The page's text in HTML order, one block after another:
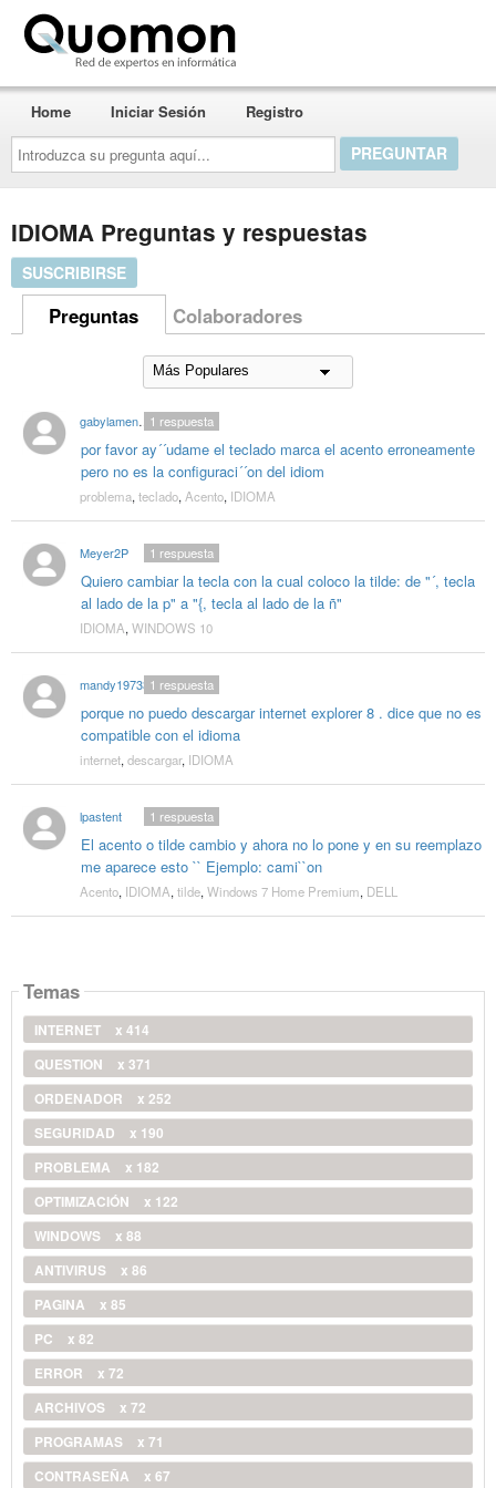
Introduzca
su
pregunta
aquí...
Home Iniciar Sesión Registro
IDIOMA Preguntas y respuestas
SUSCRIBIRSE
Preguntas Colaboradores
gabylamensajera
por favor ay´´udame el teclado marca el acento erroneamente
pero no es la configuraci´´on del idiom
1 respuesta
problema, teclado, Acento, IDIOMA
Meyer2P
Quiero cambiar la tecla con la cual coloco la tilde: de "´, tecla
al lado de la p" a "{, tecla al lado de la ñ"
1 respuesta
IDIOMA, WINDOWS 10
mandy19733
porque no puedo descargar internet explorer 8 . dice que no es
compatible con el idioma
1 respuesta
internet, descargar, IDIOMA
lpastent
El acento o tilde cambio y ahora no lo pone y en su reemplazo
me aparece esto `` Ejemplo: cami``on
1 respuesta
Acento, IDIOMA, tilde, Windows 7 Home Premium, DELL
Temas
INTERNET
x 414
QUESTION
x 371
ORDENADOR
x 252
SEGURIDAD
x 190
PROBLEMA
x 182
OPTIMIZACIÓN
x 122
WINDOWS
x 88
ANTIVIRUS
x 86
PAGINA
x 85
PC
x 82
ERROR
x 72
ARCHIVOS
x 72
PROGRAMAS
x 71
CONTRASEÑA
x 67